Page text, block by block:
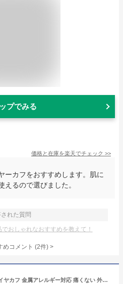
プでみる
価格と在庫を楽天でチェック >>
ーカフをおすすめします。肌に
るので選びました。
された質問
おしゃれなおすすめを教えて！
めコメント (2件) >
イヤーカフ イヤーカフス イヤカフ 金属アレルギー対応 痛くない 外れない 落ちない シンプル レディース おしゃれ プレゼント 大人 上品 日本製 プレゼント ギフト qparis クララ ゴールド シルバー ピンクゴールド キューパリ